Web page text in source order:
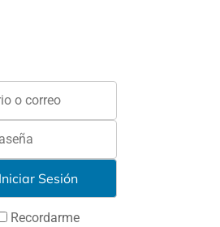
Recordarme